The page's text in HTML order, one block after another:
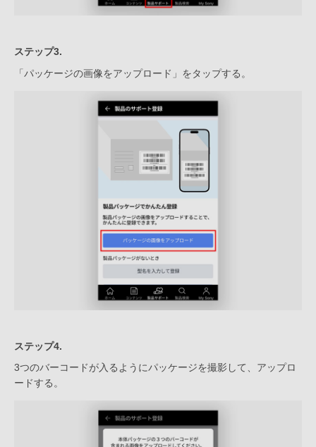
ステップ3.
「パッケージの画像をアップロード」をタップする。
ステップ4.
3つのバーコードが入るようにパッケージを撮影して、アップロ
ードする。